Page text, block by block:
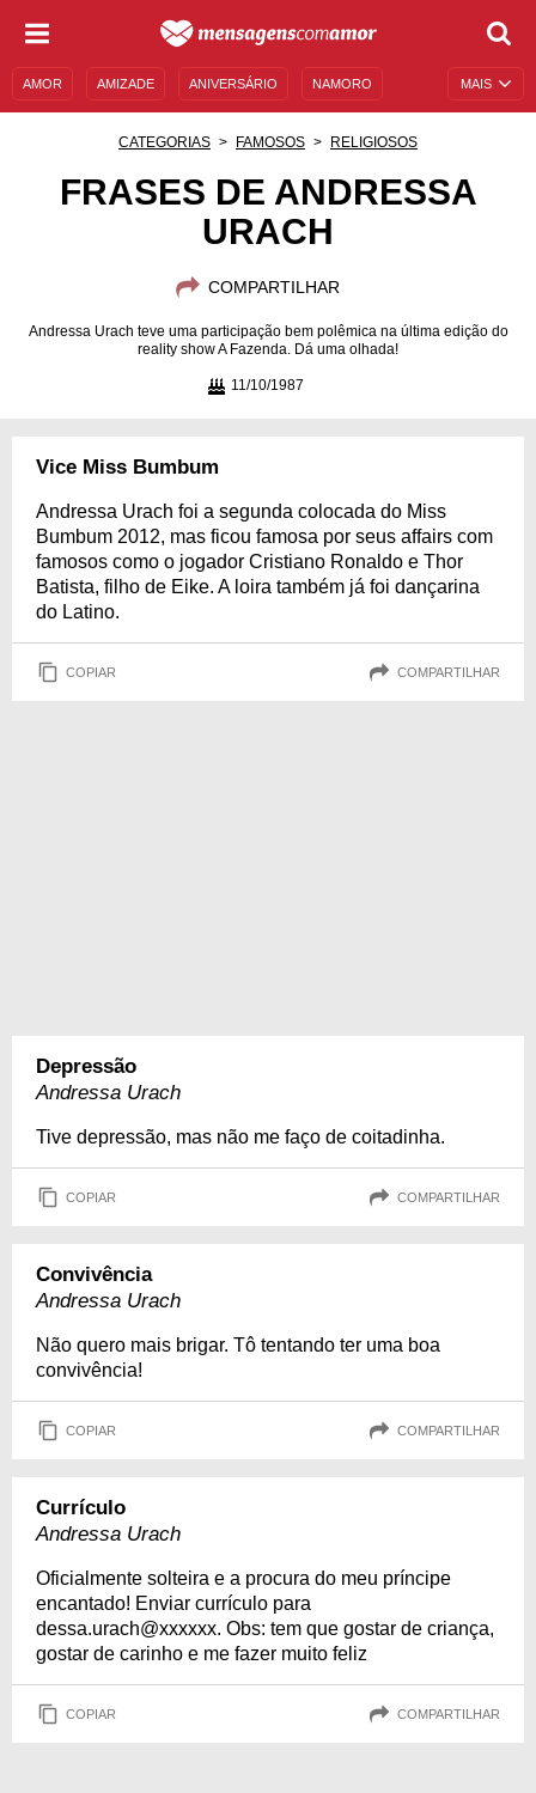
MAIS
AMOR AMIZADE ANIVERSÁRIO NAMORO
MENSAGENS DE ANIVERSÁRIO
CATEGORIAS FAMOSOS RELIGIOSOS
FRASES DE ANDRESSA
URACH
COMPARTILHAR
Andressa Urach teve uma participação bem polêmica na última edição do
reality show A Fazenda. Dá uma olhada!
11/10/1987
Vice Miss Bumbum
Andressa Urach foi a segunda colocada do Miss
Bumbum 2012, mas ficou famosa por seus affairs com
famosos como o jogador Cristiano Ronaldo e Thor
Batista, filho de Eike. A loira também já foi dançarina
do Latino.
COPIAR COMPARTILHAR
Depressão
Andressa Urach
Tive depressão, mas não me faço de coitadinha.
COPIAR COMPARTILHAR
Convivência
Andressa Urach
Não quero mais brigar. Tô tentando ter uma boa
convivência!
COPIAR COMPARTILHAR
Currículo
Andressa Urach
Oficialmente solteira e a procura do meu príncipe
encantado! Enviar currículo para
dessa.urach@xxxxxx. Obs: tem que gostar de criança,
gostar de carinho e me fazer muito feliz
COPIAR COMPARTILHAR